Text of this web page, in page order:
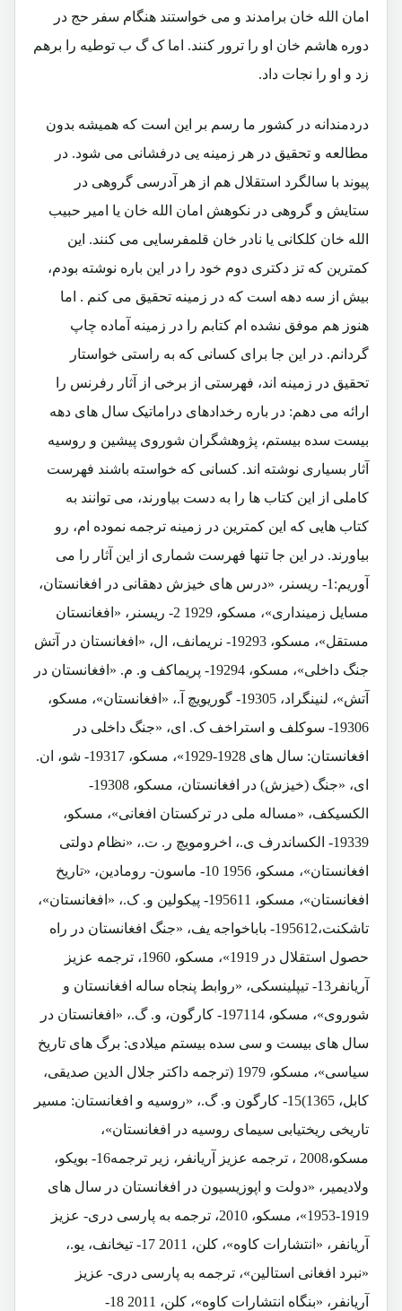
امان الله خان برامدند و می خواستند هنگام سفر حج در
دوره هاشم خان او را ترور کنند. اما ک گ ب توطیه را برهم
زد و او را نجات داد.
دردمندانه در کشور ما رسم بر این است که همیشه بدون
مطالعه و تحقیق در هر زمینه یی درفشانی می شود. در
پیوند با سالگرد استقلال هم از هر آدرسی گروهی در
ستایش و گروهی در نکوهش امان الله خان یا امیر حبیب
الله خان کلکانی یا نادر خان قلمفرسایی می کنند. این
کمترین که تز دکتری دوم خود را در این باره نوشته بودم،
بیش از سه دهه است که در زمینه تحقیق می کنم . اما
هنوز هم موفق نشده ام کتابم را در زمینه آماده چاپ
گردانم. در این جا برای کسانی که به راستی خواستار
تحقیق در زمینه اند، فهرستی از برخی از آثار رفرنس را
ارائه می دهم: در باره رخدادهای دراماتیک سال های دهه
بیست سده بیستم، پژوهشگران شوروی پیشین و روسیه
آثار بسیاری نوشته اند. کسانی که خواسته باشند فهرست
کاملی از این کتاب ها را به دست بیاورند، می توانند به
کتاب هایی که این کمترین در زمینه ترجمه نموده ام، رو
بیاورند. در این جا تنها فهرست شماری از این آثار را می
آوریم:1- ریسنر، «درس های خیزش دهقانی در افغانستان،
مسایل زمینداری»، مسکو، 1929 2- ریسنر، «افغانستان
مستقل»، مسکو، 19293- نریمانف، ال، «افغانستان در آتش
جنگ داخلی»، مسکو، 19294- پریماکف و. م. «افغانستان در
آتش»، لنینگراد، 19305- گوریویچ آ.، «افغانستان»، مسکو،
19306- سوکلف و استراخف ک. ای، «جنگ داخلی در
افغانستان: سال های 1928-1929»، مسکو، 19317- شو، ان.
ای، «جنگ (خیزش) در افغانستان، مسکو، 19308-
الکسیکف، «مساله ملی در ترکستان افغانی»، مسکو،
19339- الکساندرف ی.، اخرومویچ ر. ت.، «نظام دولتی
افغانستان»، مسکو، 1956 10- ماسون- رومادین، «تاریخ
افغانستان»، مسکو، 195611- پیکولین و. ک.، «افغانستان»،
تاشکنت،195612- باباخواجه یف، «جنگ افغانستان در راه
حصول استقلال در 1919»، مسکو، 1960، ترجمه عزیز
آریانفر13- تیپلینسکی، «روابط پنجاه ساله افغانستان و
شوروی»، مسکو، 197114- کارگون، و. گ.، «افغانستان در
سال های بیست و سی سده بیستم میلادی: برگ های تاریخ
سیاسی»، مسکو، 1979 (ترجمه داکتر جلال الدین صدیقی،
کابل، 1365)15- کارگون و. گ.، «روسیه و افغانستان: مسیر
تاریخی ریختیابی سیمای روسیه در افغانستان»،
مسکو،2008 ، ترجمه عزیز آریانفر، زیر ترجمه16- بویکو،
ولادیمیر، «دولت و اپوزیسیون در افغانستان در سال های
1919-1953»، مسکو، 2010، ترجمه به پارسی دری- عزیز
آریانفر، «انتشارات کاوه»، کلن، 2011 17- تیخانف، یو.،
«نبرد افغانی استالین»، ترجمه به پارسی دری- عزیز
آریانفر، «بنگاه انتشارات کاوه»، کلن، 2011 18-